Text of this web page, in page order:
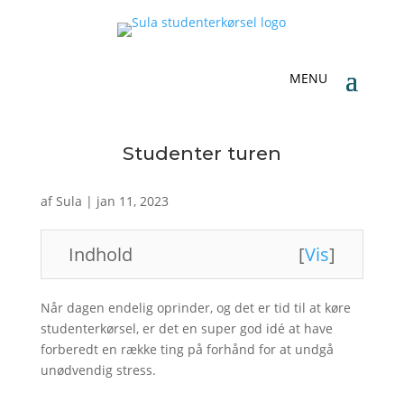
Studenter turen
afSula | jan 11, 2023
Indhold [Vis]
Når dagen endelig oprinder, og det er tid til at køre
studenterkørsel, er det en super god idé at have
forberedt en række ting på forhånd for at undgå
unødvendig stress.